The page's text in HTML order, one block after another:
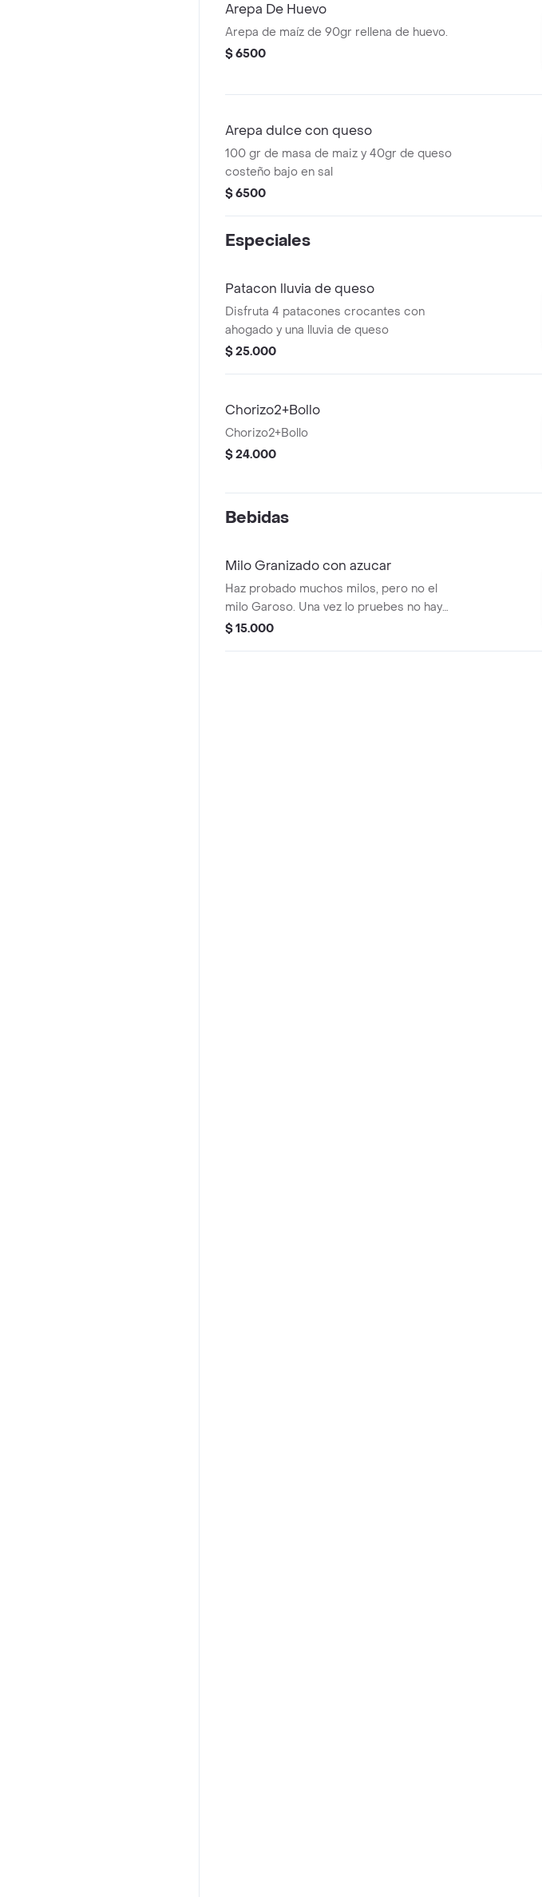
Arepa De Huevo
Arepa de maíz de 90gr rellena de huevo.
$ 6500
Arepa dulce con queso
100 gr de masa de maiz y 40gr de queso
costeño bajo en sal
$ 6500
Especiales
Patacon lluvia de queso
Disfruta 4 patacones crocantes con
ahogado y una lluvia de queso
$ 25.000
Chorizo2+Bollo
Chorizo2+Bollo
$ 24.000
Bebidas
Milo Granizado con azucar
Haz probado muchos milos, pero no el
milo Garoso. Una vez lo pruebes no hay
vuelta atras... flechado eternamente.
$ 15.000